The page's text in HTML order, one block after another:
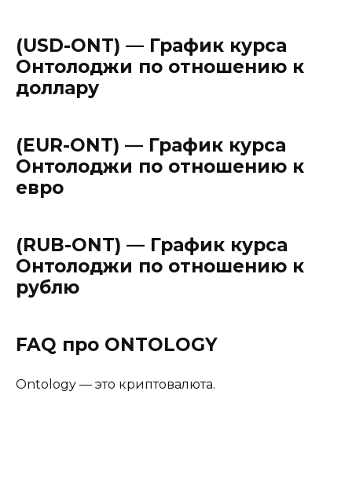
(USD-ONT) — График курса
Онтолоджи по отношению к
доллару
(EUR-ONT) — График курса
Онтолоджи по отношению к
евро
(RUB-ONT) — График курса
Онтолоджи по отношению к
рублю
FAQ про ONTOLOGY
Ontology — это криптовалюта.